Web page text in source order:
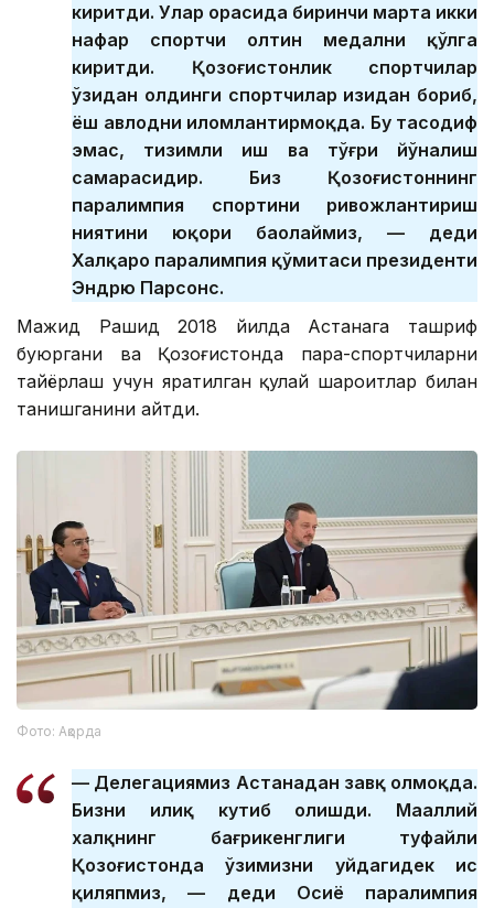
киритди. Улар орасида биринчи марта икки
нафар спортчи олтин медални қўлга
киритди. Қозоғистонлик спортчилар
ўзидан олдинги спортчилар изидан бориб,
ёш авлодни илҳомлантирмоқда. Бу тасодиф
эмас, тизимли иш ва тўғри йўналиш
самарасидир. Биз Қозоғистоннинг
паралимпия спортини ривожлантириш
ниятини юқори баҳолаймиз, — деди
Халқаро паралимпия қўмитаси президенти
Эндрю Парсонс.
Мажид Рашид 2018 йилда Астанага ташриф
буюргани ва Қозоғистонда пара-спортчиларни
тайёрлаш учун яратилган қулай шароитлар билан
танишганини айтди.
Фото: Ақорда
— Делегациямиз Астанадан завқ олмоқда.
Бизни илиқ кутиб олишди. Маҳаллий
халқнинг бағрикенглиги туфайли
Қозоғистонда ўзимизни уйдагидек ҳис
қиляпмиз, — деди Осиё паралимпия